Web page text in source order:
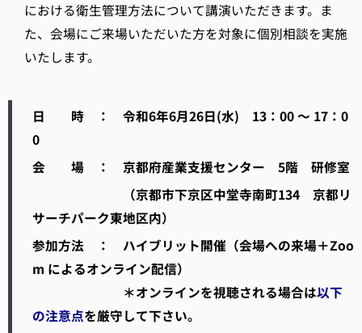
における衛生管理方法について講演いただきます。ま
た、会場にご来場いただいた方を対象に個別相談を実施
いたします。
日 時 ： 令和6年6月26日(水) 13：00 ～ 17：0
0
会 場 ： 京都府産業支援センター 5階 研修室
（京都市下京区中堂寺南町134 京都リ
サーチパーク東地区内）
参加方法 ： ハイブリット開催（会場への来場＋Zoo
m によるオンライン配信）
＊オンラインを視聴される場合は以下
の注意点を厳守して下さい。